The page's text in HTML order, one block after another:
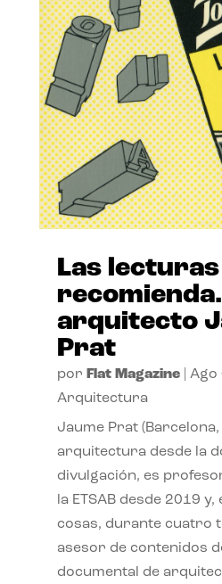
Las
arquitecto
Prat
por Flat Magazine| Ago
Arquitectura
Jaume Prat
arquitectura desde la
divulgación, es
la ETSAB desde 2019
cosas, durante cuatro
asesor de contenidos
documental de